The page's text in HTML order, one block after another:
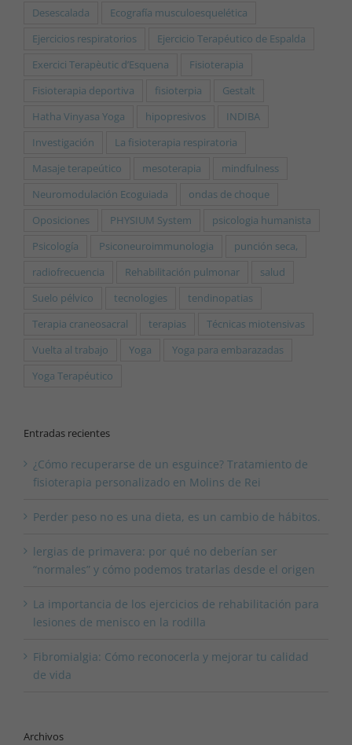
Desescalada
Ecografía musculoesquelética
Ejercicios respiratorios
Ejercicio Terapéutico de Espalda
Exercici Terapèutic d’Esquena
Fisioterapia
Fisioterapia deportiva
fisioterpia
Gestalt
Hatha Vinyasa Yoga
hipopresivos
INDIBA
Investigación
La fisioterapia respiratoria
Masaje terapeútico
mesoterapia
mindfulness
Neuromodulación Ecoguiada
ondas de choque
Oposiciones
PHYSIUM System
psicologia humanista
Psicología
Psiconeuroimmunologia
punción seca,
radiofrecuencia
Rehabilitación pulmonar
salud
Suelo pélvico
tecnologies
tendinopatias
Terapia craneosacral
terapias
Técnicas miotensivas
Vuelta al trabajo
Yoga
Yoga para embarazadas
Yoga Terapéutico
Entradas recientes
¿Cómo recuperarse de un esguince? Tratamiento de
fisioterapia personalizado en Molins de Rei
Perder peso no es una dieta, es un cambio de hábitos.
lergias de primavera: por qué no deberían ser
“normales” y cómo podemos tratarlas desde el origen
La importancia de los ejercicios de rehabilitación para
lesiones de menisco en la rodilla
Fibromialgia: Cómo reconocerla y mejorar tu calidad
de vida
Archivos